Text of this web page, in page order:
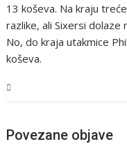
13 koševa. Na kraju
razlike, ali Sixersi
No, do kraja utakmice
koševa.
Povezane objave